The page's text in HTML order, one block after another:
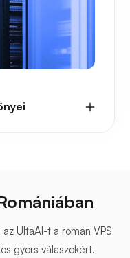
UltaAI-t a román VPS
gyors válaszokért.